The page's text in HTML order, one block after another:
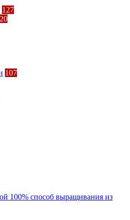
127
107
100% способ выращивания из